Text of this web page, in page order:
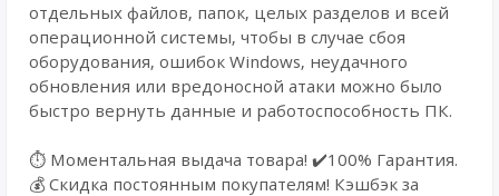
отдельных файлов, папок, целых разделов и всей
операционной системы, чтобы в случае сбоя
оборудования, ошибок Windows, неудачного
обновления или вредоносной атаки можно было
быстро вернуть данные и работоспособность ПК.
⏱️ Моментальная выдача товара! ✔️100% Гарантия.
💰 Cкидка постоянным покупателям! Кэшбэк за